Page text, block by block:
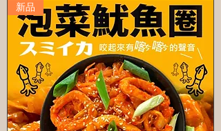
新品